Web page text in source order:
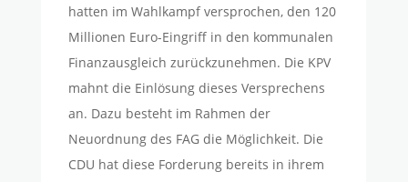
hatten im Wahlkampf versprochen, den 120
Millionen Euro-Eingriff in den kommunalen
Finanzausgleich zurückzunehmen. Die KPV
mahnt die Einlösung dieses Versprechens
an. Dazu besteht im Rahmen der
Neuordnung des FAG die Möglichkeit. Die
CDU hat diese Forderung bereits in ihrem